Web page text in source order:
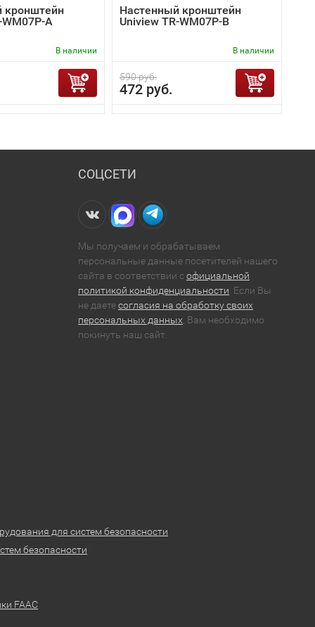
кронштейн
A
В наличии
Настенный кронштейн
Uniview TR-WM07P-B
В наличии
590 руб.
472 руб.
СОЦСЕТИ
Мы получаем и обрабатываем
персональные данные посетителей нашего
сайта в соответствии софициальной
политикой конфиденциальности . Если Вы
не даетесогласия на обработку своих
персональных данных , Вам необходимо
покинуть наш сайт.
для систем безопасности
безопасности
FAAC